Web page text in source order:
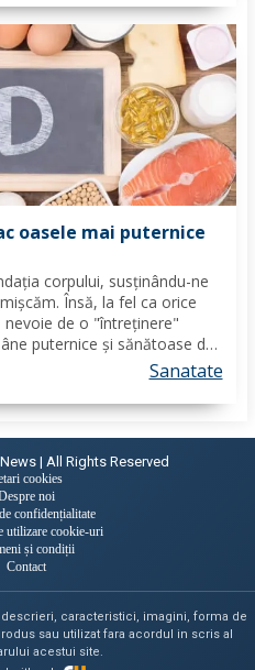
oasele mai puternice
corpului, susținându-ne
Însă, la fel ca orice
de o "întreținere"
puternice și sănătoase de-
nu ai nevoie de poțiuni
dar...
Sanatate
| All Rights Reserved
cookies
noi
confidențialitate
utilizare cookie-uri
și condiții
Contact
caracteristici, imagini, forma de
sau utilizat fara acordul in scris al
acestui site.